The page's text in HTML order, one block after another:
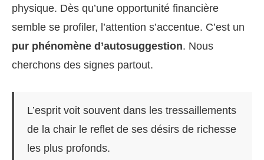
physique. Dès qu’une opportunité financière
semble se profiler, l’attention s’accentue. C’est un
pur phénomène d’autosuggestion. Nous
cherchons des signes partout.
L’esprit voit souvent dans les tressaillements
de la chair le reflet de ses désirs de richesse
les plus profonds.